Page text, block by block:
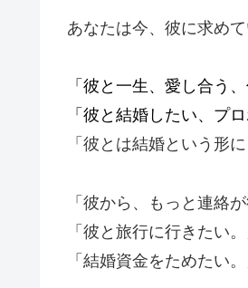
あなたは今、彼に求め
「彼と一生、愛し合う
「彼と結婚したい、プ
「彼とは結婚という形
「彼から、もっと連絡
「彼と旅行に行きたい。
「結婚資金をためたい。